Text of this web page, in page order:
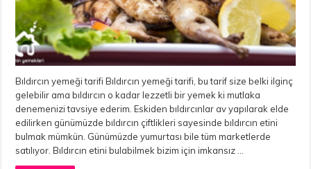
Bıldırcın yemeği tarifi Bıldırcın yemeği tarifi, bu tarif size belki ilginç
gelebilir ama bıldırcın o kadar lezzetli bir yemek ki mutlaka
denemenizi tavsiye ederim. Eskiden bıldırcınlar av yapılarak elde
edilirken günümüzde bıldırcın çiftlikleri sayesinde bıldırcın etini
bulmak mümkün. Günümüzde yumurtası bile tüm marketlerde
satılıyor. Bıldırcın etini bulabilmek bizim için imkansız …